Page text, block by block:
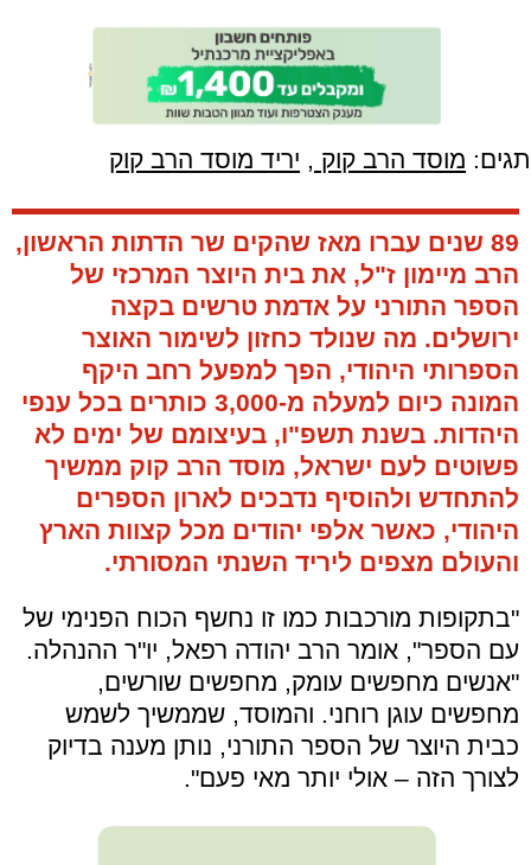
תגים: מוסד הרב קוק , יריד מוסד הרב קוק
89 שנים עברו מאז שהקים שר הדתות הראשון,
הרב מיימון ז"ל, את בית היוצר המרכזי של
הספר התורני על אדמת טרשים בקצה
ירושלים. מה שנולד כחזון לשימור האוצר
הספרותי היהודי, הפך למפעל רחב היקף
המונה כיום למעלה מ-3,000 כותרים בכל ענפי
היהדות. בשנת תשפ"ו, בעיצומם של ימים לא
פשוטים לעם ישראל, מוסד הרב קוק ממשיך
להתחדש ולהוסיף נדבכים לארון הספרים
היהודי, כאשר אלפי יהודים מכל קצוות הארץ
והעולם מצפים ליריד השנתי המסורתי.
"בתקופות מורכבות כמו זו נחשף הכוח הפנימי של
עם הספר", אומר הרב יהודה רפאל, יו"ר ההנהלה.
"אנשים מחפשים עומק, מחפשים שורשים,
מחפשים עוגן רוחני. והמוסד, שממשיך לשמש
כבית היוצר של הספר התורני, נותן מענה בדיוק
לצורך הזה – אולי יותר מאי פעם".